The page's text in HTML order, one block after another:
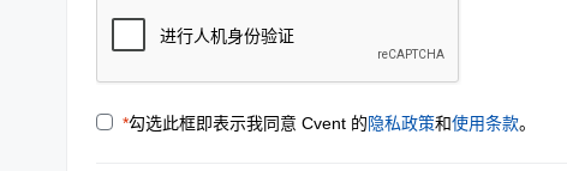
*勾选此框即表示我同意 Cvent 的隐私政策和使用条款。